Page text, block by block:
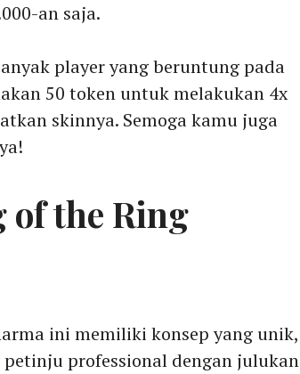
an saja.
player yang beruntung pada
50 token untuk melakukan 4x
skinnya. Semoga kamu juga
of the Ring
ini memiliki konsep yang unik,
professional dengan julukan